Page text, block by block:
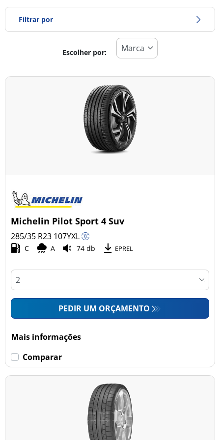
Filtrar por
Todos os tipos (12)
Todas as estações (1)
Ligeiro (7)
Esvaziamento limitado
Runflat (0)
Mais opções
Escolher por:
Michelin Pilot Sport 4 Suv
285/35 R23 107YXL
C A 74 db EPREL
PEDIR UM ORÇAMENTO
Mais informações
Comparar